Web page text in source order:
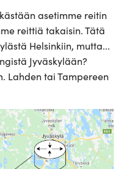
asetimme reitin
reittiä takaisin. Tätä
Helsinkiin, mutta...
Jyväskylään?
Lahden tai Tampereen